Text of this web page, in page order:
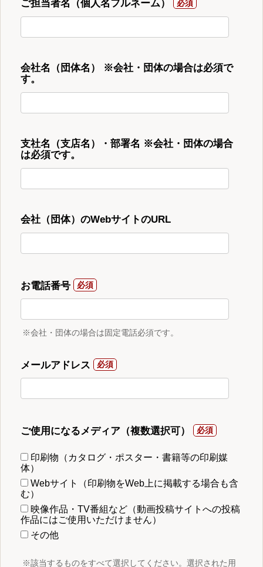
ご担当者名（個人名フルネーム）
会社名（団体名） ※会社・団体の場合は必須で
す。
支社名（支店名）・部署名 ※会社・団体の場合
は必須です。
会社（団体）のWebサイトのURL
お電話番号
※会社・団体の場合は固定電話必須です。
メールアドレス
ご使用になるメディア（複数選択可）
印刷物（カタログ・ポスター・書籍等の印刷媒
体）
Webサイト（印刷物をWeb上に掲載する場合も含
む）
映像作品・TV番組など（動画投稿サイトへの投稿
作品にはご使用いただけません）
その他
※該当するものをすべて選択してください。選択された用